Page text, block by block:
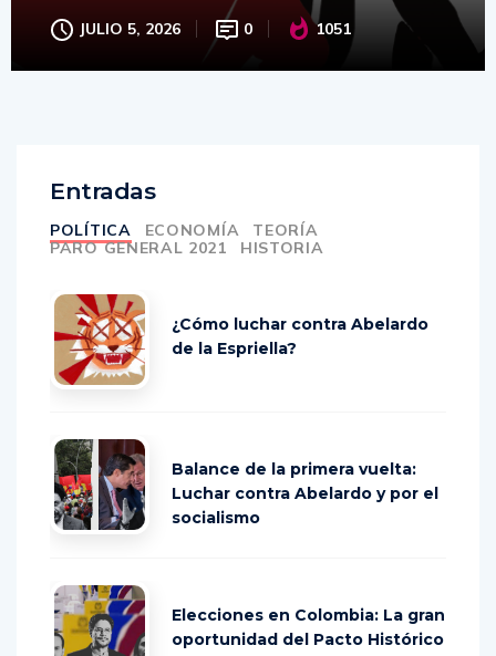
JULIO 5, 2026 0 1051
Entradas
POLÍTICA ECONOMÍA
TEORÍA
PARO GENERAL 2021
HISTORIA
¿Cómo luchar contra Abelardo
de la Espriella?
Balance de la primera vuelta:
Luchar contra Abelardo y por el
socialismo
Elecciones en Colombia: La gran
oportunidad del Pacto Histórico